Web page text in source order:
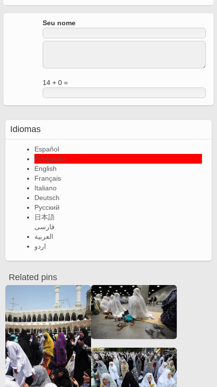
Seu nome
14 + 0 =
Idiomas
Español
Português
English
Français
Italiano
Deutsch
Русский
日本語
فارسی
العربية
اردو
Related pins